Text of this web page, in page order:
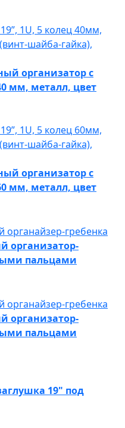
организатор с
мм, металл, цвет
организатор с
мм, металл, цвет
организатор-
пальцами
организатор-
пальцами
19" под